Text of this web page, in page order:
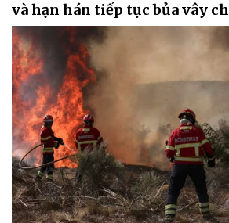
và hạn hán tiếp tục bủa vây